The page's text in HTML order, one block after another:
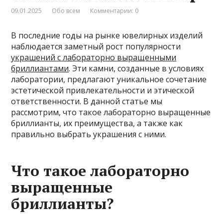
09.01.2025 Обо всем Комментарии: 0
В последние годы на рынке ювелирных изделий
наблюдается заметный рост популярности
украшений с лабораторно выращенными
бриллиантами. Эти камни, созданные в условиях
лаборатории, предлагают уникальное сочетание
эстетической привлекательности и этической
ответственности. В данной статье мы
рассмотрим, что такое лабораторно выращенные
бриллианты, их преимущества, а также как
правильно выбрать украшения с ними.
Что такое лабораторно
выращенные
бриллианты?